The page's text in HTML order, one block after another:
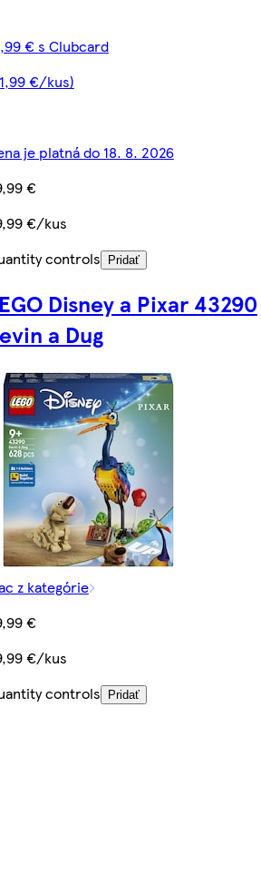
€ s Clubcard
€/kus)
je platná do 18. 8. 2026
€
€/kus
controls
Pridať
Disney a Pixar 43290
a Dug
z kategórie
€
€/kus
controls
Pridať